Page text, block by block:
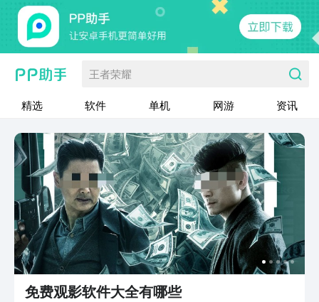
王者荣耀
精选 软件 单机 网游 资讯
免费观影软件大全有哪些